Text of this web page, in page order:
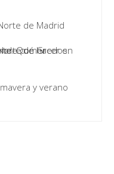
de Madrid
y verano